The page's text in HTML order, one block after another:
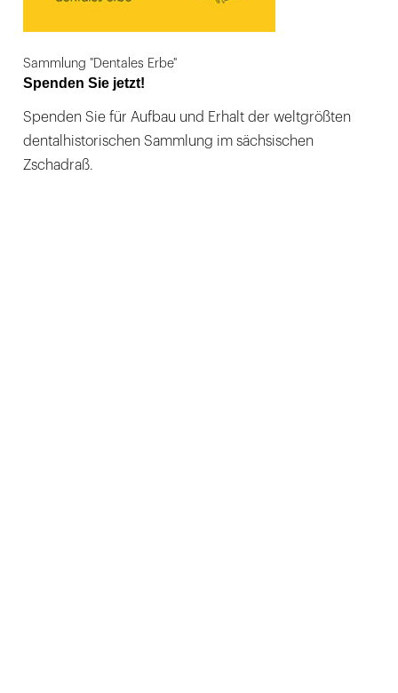
Sammlung "Dentales Erbe"
Spenden Sie jetzt!
Spenden Sie für Aufbau und Erhalt der weltgrößten
dentalhistorischen Sammlung im sächsischen
Zschadraß.